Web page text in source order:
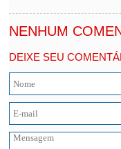
NENHUM
DEIXE SEU